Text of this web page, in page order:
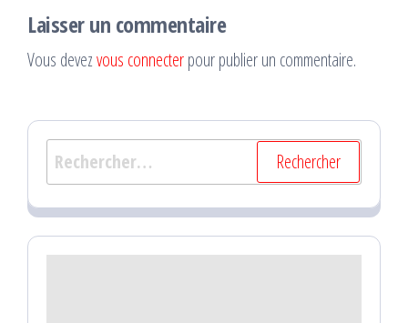
Laisser un commentaire
Vous devezvous connecterpour publier un commentaire.
Rechercher :